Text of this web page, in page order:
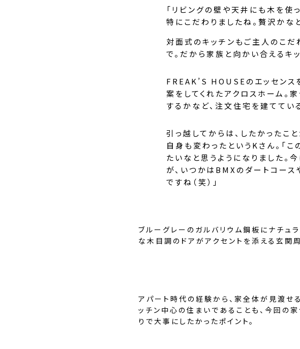
「リビングの壁や天井にも木を使
特にこだわりましたね。贅沢かな
対面式のキッチンもご主人のこだ
で。だから家族と向かい合えるキ
FREAK’S HOUSEのエッセンス
案をしてくれたアクロスホーム。
するかなど、注文住宅を建ててい
引っ越してからは、したかったこ
自身も変わったというKさん。「
たいなと思うようになりました。
が、いつかはBMXのダートコー
ですね（笑）」
ブルーグレーのガルバリウム鋼板にナチュ
な木目調のドアがアクセントを添える玄関周
アパート時代の経験から、家全体が見渡せ
ッチン中心の住まいであることも、今回の家
りで大事にしたかったポイント。